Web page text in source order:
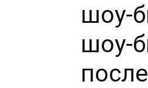
шоу-
шоу-